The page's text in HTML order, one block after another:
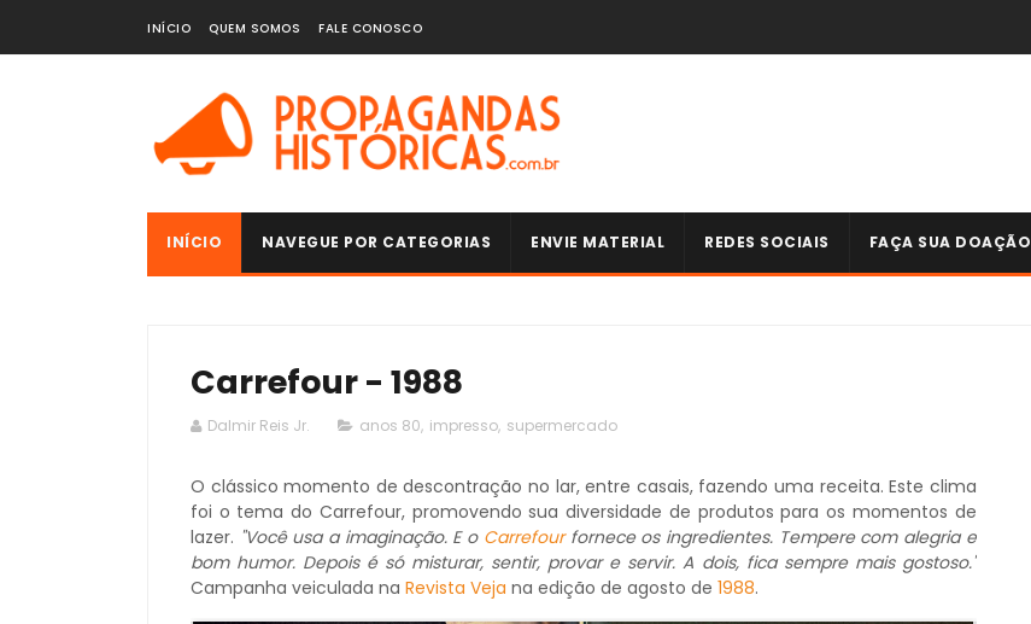
INÍCIO QUEM SOMOS FALE CONOSCO
INÍCIO NAVEGUE POR CATEGORIAS ENVIE MATERIAL REDES SOCIAIS FAÇA SUA DOAÇÃO
Carrefour - 1988
Dalmir Reis Jr. anos 80, impresso, supermercado
O clássico momento de descontração no lar, entre casais, fazendo uma receita. Este clima
foi o tema do Carrefour, promovendo sua diversidade de produtos para os momentos de
lazer. "Você usa a imaginação. E o Carrefourfornece os ingredientes. Tempere com alegria e
bom humor. Depois é só misturar, sentir, provar e servir. A dois, fica sempre mais gostoso."
Campanha veiculada na Revista Veja na edição de agosto de 1988.